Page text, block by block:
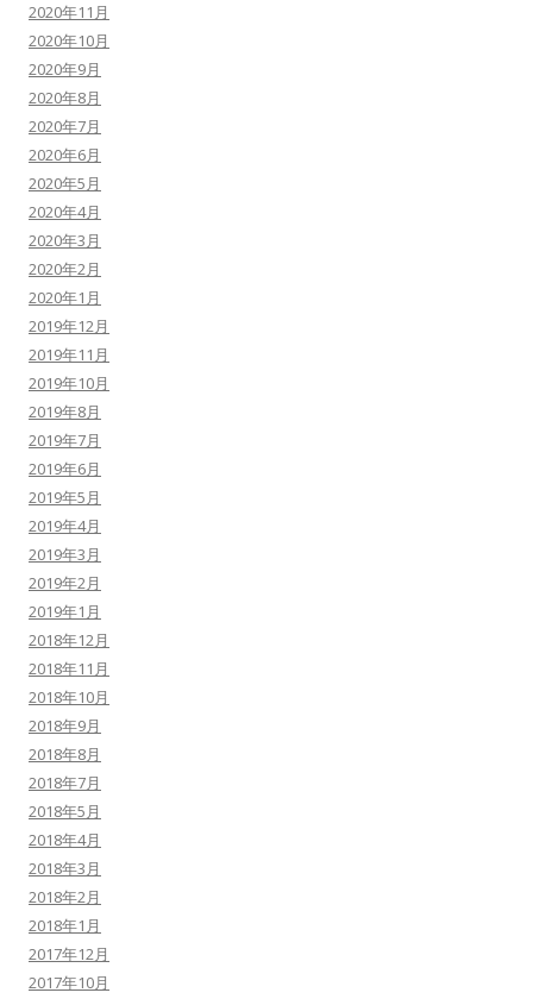
2020年11月
2020年10月
2020年9月
2020年8月
2020年7月
2020年6月
2020年5月
2020年4月
2020年3月
2020年2月
2020年1月
2019年12月
2019年11月
2019年10月
2019年8月
2019年7月
2019年6月
2019年5月
2019年4月
2019年3月
2019年2月
2019年1月
2018年12月
2018年11月
2018年10月
2018年9月
2018年8月
2018年7月
2018年5月
2018年4月
2018年3月
2018年2月
2018年1月
2017年12月
2017年10月